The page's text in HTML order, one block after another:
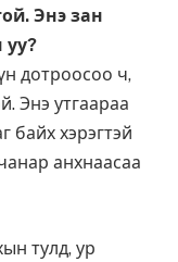
Энэ зан
уу?
дотроосоо ч,
Энэ утгаараа
байх хэрэгтэй
анхнаасаа
тулд, ур